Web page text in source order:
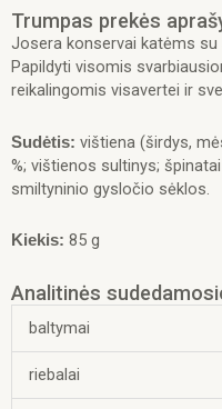
Paté
Chicken
with
Spinach
begrūdis
pašaras
katėms
vištienos
su
85
Trumpas prekės
Josera konservai katėms
Papildyti visomis
reikalingomis visavertei ir
Sudėtis: vištiena (širdys,
%; vištienos sultinys;
smiltyninio gysločio sėklos.
Kiekis: 85 g
Analitinės
baltymai
riebalai